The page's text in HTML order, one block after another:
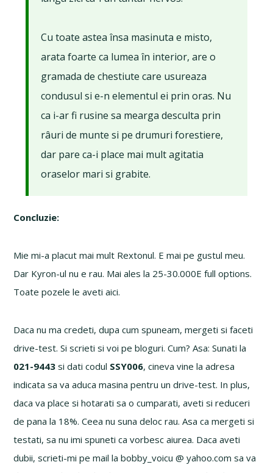
Cu toate astea însa masinuta e misto,
arata foarte ca lumea în interior, are o
gramada de chestiute care usureaza
condusul si e-n elementul ei prin oras. Nu
ca i-ar fi rusine sa mearga desculta prin
râuri de munte si pe drumuri forestiere,
dar pare ca-i place mai mult agitatia
oraselor mari si grabite.
Concluzie:
Mie mi-a placut mai mult Rextonul. E mai pe gustul meu.
Dar Kyron-ul nu e rau. Mai ales la 25-30.000E full options.
Toate pozele le aveti aici.
Daca nu ma credeti, dupa cum spuneam, mergeti si faceti
drive-test. Si scrieti si voi pe bloguri. Cum? Asa: Sunati la
021-9443 si dati codul SSY006, cineva vine la adresa
indicata sa va aduca masina pentru un drive-test. In plus,
daca va place si hotarati sa o cumparati, aveti si reduceri
de pana la 18%. Ceea nu suna deloc rau. Asa ca mergeti si
testati, sa nu imi spuneti ca vorbesc aiurea. Daca aveti
dubii, scrieti-mi pe mail la bobby_voicu @ yahoo.com sa va